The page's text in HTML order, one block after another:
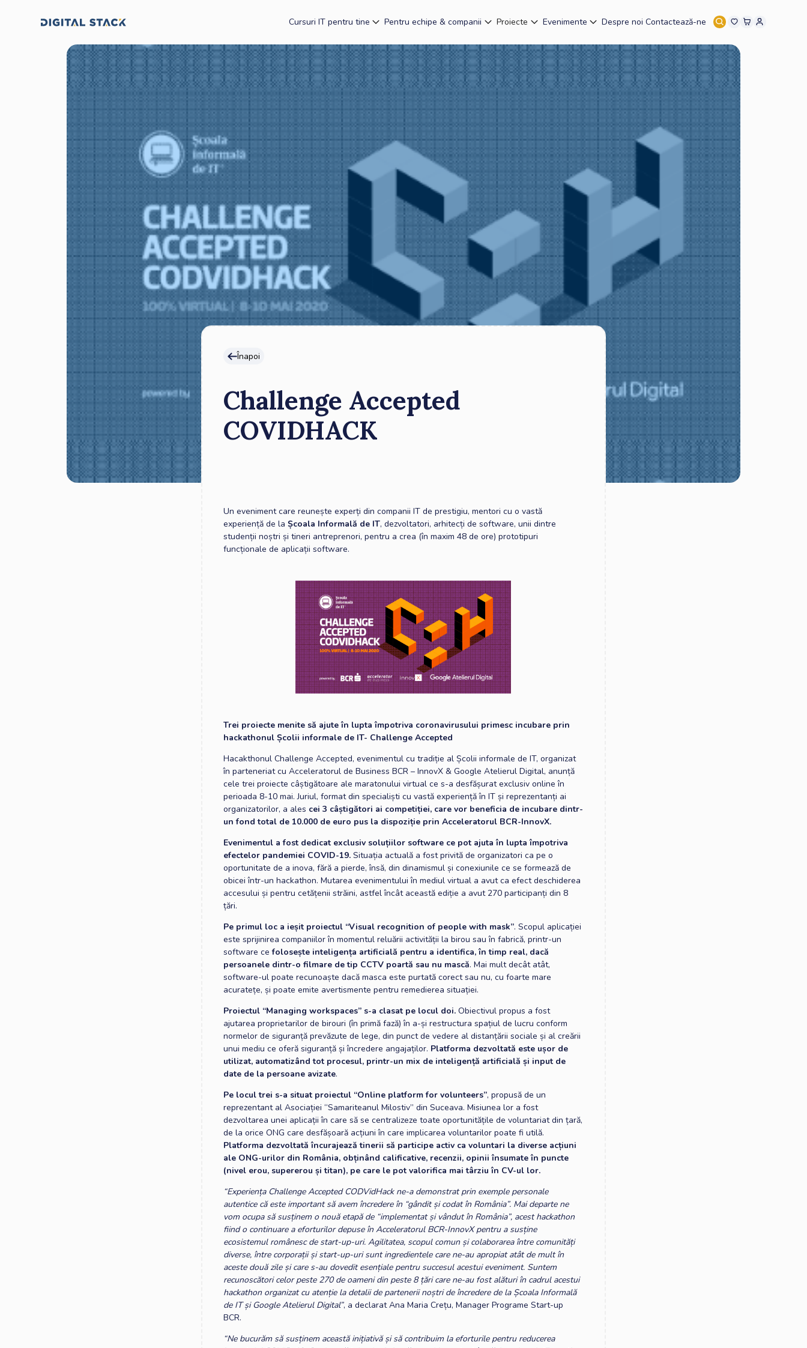
Cursuri IT pentru tine Pentru echipe & companii Proiecte Evenimente Despre noi Contactează-ne
Înapoi
Challenge Accepted
COVIDHACK
Un eveniment care reunește experți din companii IT de prestigiu, mentori cu o vastă
experiență de laȘcoala Informală de IT, dezvoltatori, arhitecți de software, unii dintre
studenții noștri și tineri antreprenori, pentru a crea (în maxim 48 de ore) prototipuri
funcționale de aplicații software.
Trei proiecte menite să ajute în lupta împotriva coronavirusului primesc incubare prin
hackathonul Școlii informale de IT- Challenge Accepted
Hacakthonul Challenge Accepted, evenimentul cu tradiție al Școlii informale de IT, organizat
în parteneriat cu Acceleratorul de Business BCR – InnovX & Google Atelierul Digital, anunță
cele trei proiecte câștigătoare ale maratonului virtual ce s-a desfășurat exclusiv online în
perioada 8-10 mai. Juriul, format din specialiști cu vastă experiență în IT și reprezentanți ai
organizatorilor, a ales cei 3 câștigători ai competiției, care vor beneficia de incubare dintr-
un fond total de 10.000 de euro pus la dispoziție prin Acceleratorul BCR-InnovX.
Evenimentul a fost dedicat exclusiv soluțiilor software ce pot ajuta în lupta împotriva
efectelor pandemiei COVID-19. Situația actuală a fost privită de organizatori ca pe o
oportunitate de a inova, fără a pierde, însă, din dinamismul și conexiunile ce se formează de
obicei într-un hackathon. Mutarea evenimentului în mediul virtual a avut ca efect deschiderea
accesului și pentru cetățenii străini, astfel încât această ediție a avut 270 participanți din 8
țări.
Pe primul loc a ieșit proiectul “Visual recognition of people with mask”. Scopul aplicației
este sprijinirea companiilor în momentul reluării activității la birou sau în fabrică, printr-un
software cefolosește inteligența artificială pentru a identifica, în timp real, dacă
persoanele dintr-o filmare de tip CCTV poartă sau nu mască. Mai mult decât atât,
software-ul poate recunoaște dacă masca este purtată corect sau nu, cu foarte mare
acuratețe, și poate emite avertismente pentru remedierea situației.
Proiectul “Managing workspaces” s-a clasat pe locul doi.Obiectivul propus a fost
ajutarea proprietarilor de birouri (în primă fază) în a-și restructura spațiul de lucru conform
normelor de siguranță prevăzute de lege, din punct de vedere al distanțării sociale și al creării
unui mediu ce oferă siguranță și încredere angajaților. Platforma dezvoltată este ușor de
utilizat, automatizând tot procesul, printr-un mix de inteligență artificială și input de
date de la persoane avizate.
Pe locul trei s-a situat proiectul “Online platform for volunteers”, propusă de un
reprezentant al Asociației “Samariteanul Milostiv” din Suceava. Misiunea lor a fost
dezvoltarea unei aplicații în care să se centralizeze toate oportunitățile de voluntariat din țară,
de la orice ONG care desfășoară acțiuni în care implicarea voluntarilor poate fi utilă.
Platforma dezvoltată încurajează tinerii să participe activ ca voluntari la diverse acțiuni
ale ONG-urilor din România, obținând calificative, recenzii, opinii însumate în puncte
(nivel erou, supererou și titan), pe care le pot valorifica mai târziu în CV-ul lor.
“Experiența Challenge Accepted CODVidHack ne-a demonstrat prin exemple personale
autentice că este important să avem încredere în “gândit și codat în România”. Mai departe ne
vom ocupa să susținem o nouă etapă de “implementat și vândut în România”, acest hackathon
fiind o continuare a eforturilor depuse în Acceleratorul BCR-InnovX pentru a susține
ecosistemul românesc de start-up-uri. Agilitatea, scopul comun și colaborarea între comunități
diverse, între corporații și start-up-uri sunt ingredientele care ne-au apropiat atât de mult în
aceste două zile și care s-au dovedit esențiale pentru succesul acestui eveniment. Suntem
recunoscători celor peste 270 de oameni din peste 8 țări care ne-au fost alături în cadrul acestui
hackathon organizat cu atenție la detalii de partenerii noștri de încredere de la Școala Informală
de IT și Google Atelierul Digital”, a declarat Ana Maria Crețu, Manager Programe Start-up
BCR.
“Ne bucurăm să susținem această inițiativă și să contribuim la eforturile pentru reducerea